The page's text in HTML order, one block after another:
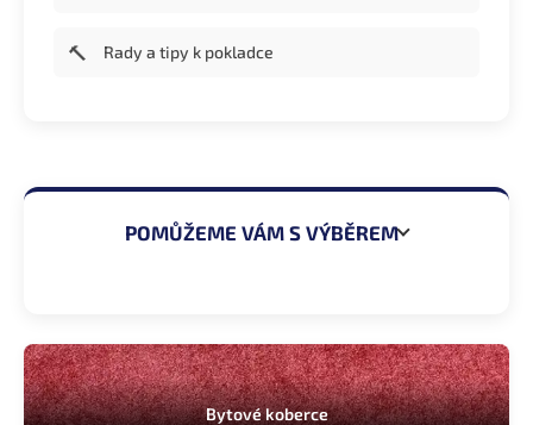
🔨 Rady a tipy k pokladce
POMŮŽEME VÁM S VÝBĚREM
Ložnice Obývací pokoj
Bytové koberce